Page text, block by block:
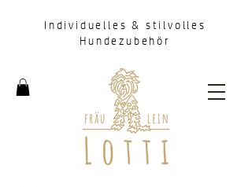
Individuelles & stilvolles
Hundezubehör